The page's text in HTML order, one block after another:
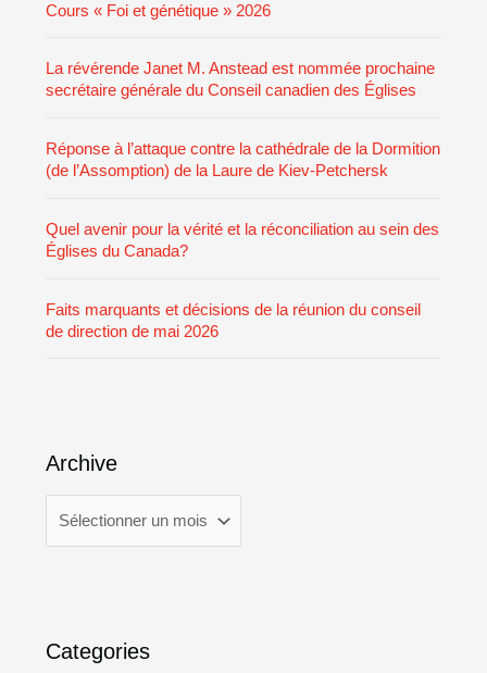
Cours « Foi et génétique » 2026
La révérende Janet M. Anstead est nommée prochaine
secrétaire générale du Conseil canadien des Églises
Réponse à l’attaque contre la cathédrale de la Dormition
(de l’Assomption) de la Laure de Kiev-Petchersk
Quel avenir pour la vérité et la réconciliation au sein des
Églises du Canada?
Faits marquants et décisions de la réunion du conseil
de direction de mai 2026
Archive
Categories